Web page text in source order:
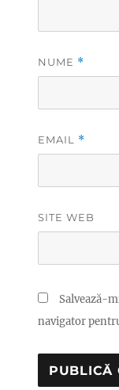
NUME *
EMAIL *
SITE WEB
Salvează-
navigator